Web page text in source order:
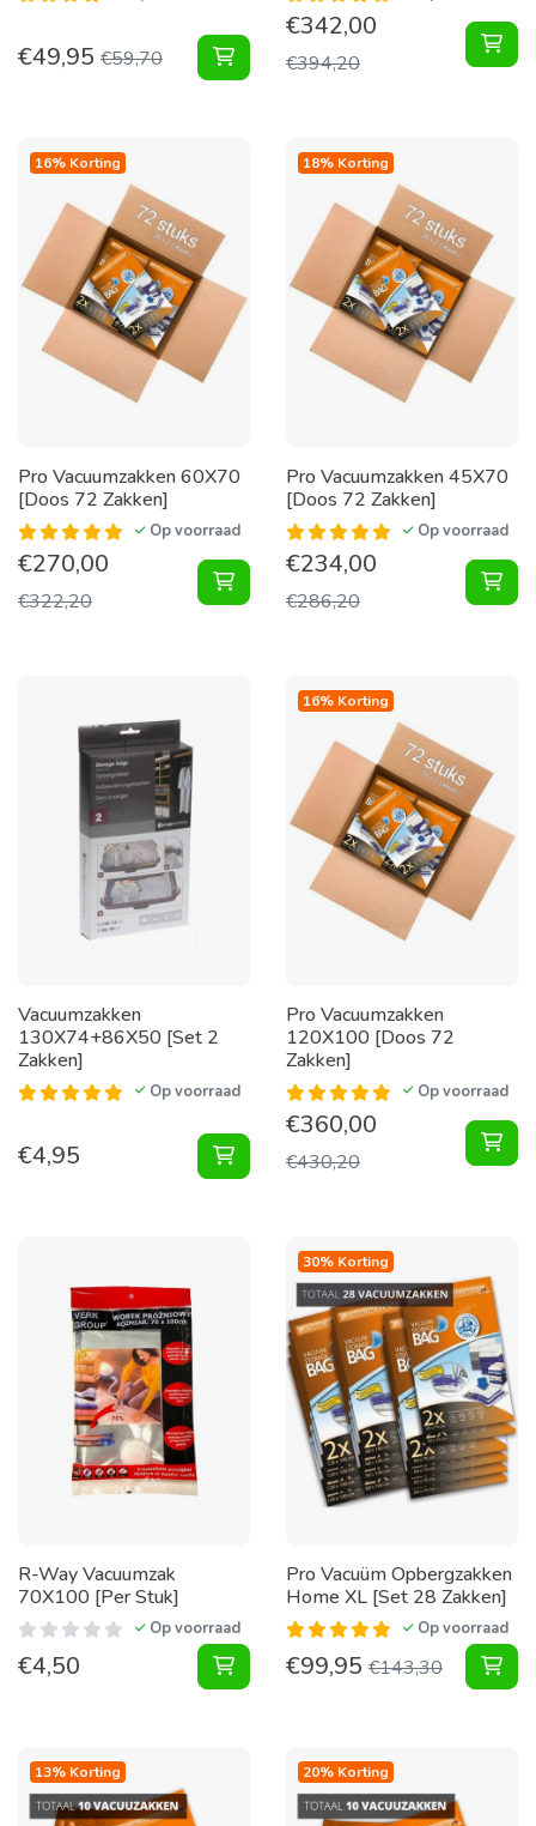
€49,95 €59,70 Vacuumzakken Home [Set 12
€342,00
€394,20
16% Korting
Pro Vacuumzakken 60X70
[Doos 72 Zakken]
Op voorraad
€270,00
€322,20
Vacuumzakken 60X70 [Doos 72
18% Korting
Pro Vacuumzakken 45X70
[Doos 72 Zakken]
Op voorraad
€234,00
€286,20
Vacuumzakken
130X74+86X50 [Set 2
Zakken]
Op voorraad
€4,95 Vacuumzakken 130X74+86X50
16% Korting
Pro Vacuumzakken
120X100 [Doos 72
Zakken]
Op voorraad
€360,00
€430,20
R-Way Vacuumzak
70X100 [Per Stuk]
Op voorraad
€4,50 Vacuumzak 70X100 [Per Stuk]
30% Korting
Pro Vacuüm Opbergzakken
Home XL [Set 28 Zakken]
Op voorraad
€99,95 €143,30
13% Korting 20% Korting